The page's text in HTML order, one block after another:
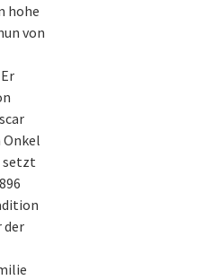
hohe
von
Onkel
setzt
der